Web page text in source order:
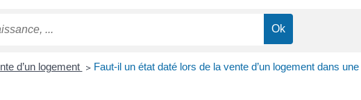
d’un logement > Faut-il un état daté lors de la vente d’un logement dans